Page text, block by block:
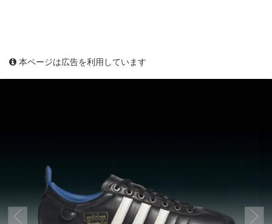
本ページは広告を利用しています